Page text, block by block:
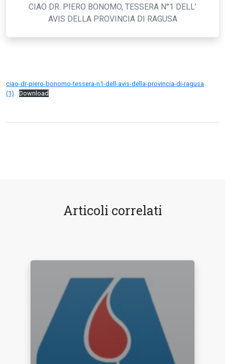
CIAO DR. PIERO BONOMO, TESSERA N°1 DELL’
AVIS DELLA PROVINCIA DI RAGUSA
ciao-dr-piero-bonomo-tessera-n1-dell-avis-della-provincia-di-ragusa
(1)
Download
Articoli correlati